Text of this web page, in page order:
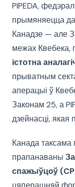
PIPEDA,
прымяняецца
Канадзе — але
межах Квебека,
істотна
прыватным
аперацыі ў
Законам 25, а
дзейнасці,
Канада таксама
прапанаваны
спажыўцоў